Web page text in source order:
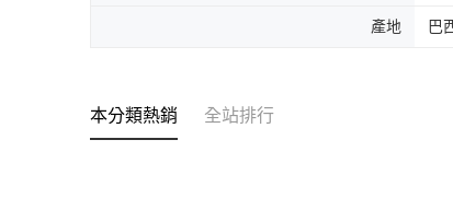
產地 巴
本分類熱銷 全站排行